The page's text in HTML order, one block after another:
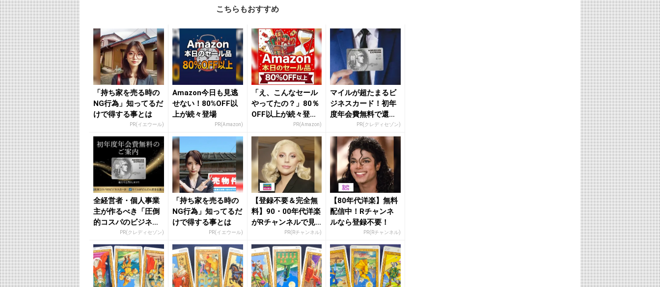
こちらもおすすめ
「持ち家を売る時の
NG行為」知ってるだ
けで得する事とは
PR(イエウール)
Amazon今日も見逃
せない！80%OFF以
上が続々登場
PR(Amazon)
「え、こんなセール
やってたの？」80％
OFF以上が続々登
場！Amazonの本気
が...
PR(Amazon)
マイルが超たまるビ
ジネスカード！初年
度年会費無料で還元
率最大1.125%PR(クレディセゾン)
全経営者・個人事業
主が作るべき「圧倒
的コスパのビジネス
カード」PR(クレディセゾン)
「持ち家を売る時の
NG行為」知ってるだ
けで得する事とは
PR(イエウール)
【登録不要＆完全無
料】90・00年代洋楽
がRチャンネルで見
PR(Rチャンネル)
【80年代洋楽】無料
配信中！Rチャンネ
ルなら登録不要！
PR(Rチャンネル)